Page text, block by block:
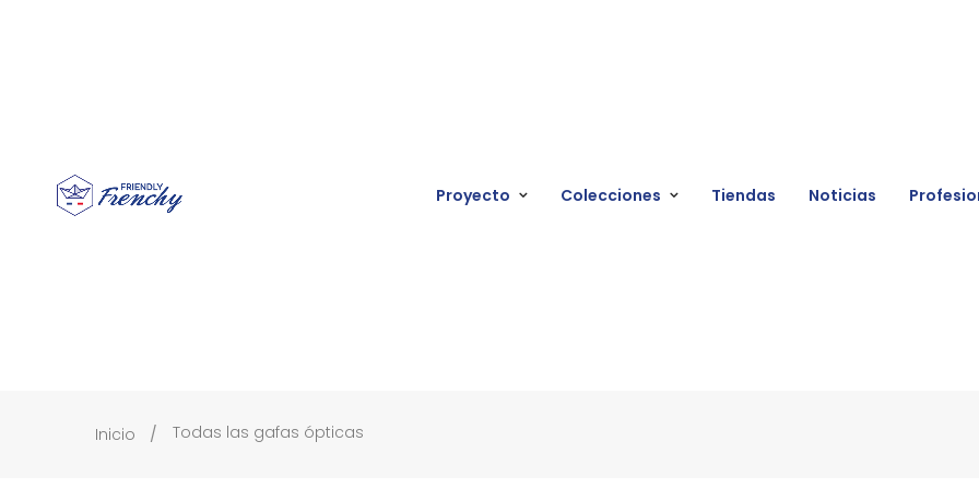
Proyecto Colecciones Tiendas Noticias
Inicio Todas las gafas ópticas